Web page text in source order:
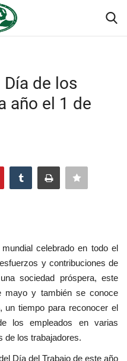
Día de los
año el 1 de
celebrado en todo el
y contribuciones de
sociedad próspera, este
mayo y también se conoce
un tiempo para reconocer el
los empleados en varias
de los trabajadores.
Día del Trabajo de este año